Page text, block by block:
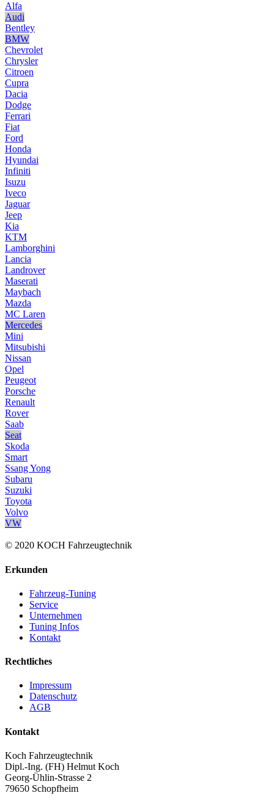
Alfa
Audi
Bentley
BMW
Chevrolet
Chrysler
Citroen
Cupra
Dacia
Dodge
Ferrari
Fiat
Ford
Honda
Hyundai
Infiniti
Isuzu
Iveco
Jaguar
Jeep
Kia
KTM
Lamborghini
Lancia
Landrover
Maserati
Maybach
Mazda
MC Laren
Mercedes
Mini
Mitsubishi
Nissan
Opel
Peugeot
Porsche
Renault
Rover
Saab
Seat
Skoda
Smart
Ssang Yong
Subaru
Suzuki
Toyota
Volvo
VW
© 2020 KOCH Fahrzeugtechnik
Erkunden
Fahrzeug-Tuning
Service
Unternehmen
Tuning Infos
Kontakt
Rechtliches
Impressum
Datenschutz
AGB
Kontakt
Koch Fahrzeugtechnik
Dipl.-Ing. (FH) Helmut Koch
Georg-Ühlin-Strasse 2
79650 Schopfheim